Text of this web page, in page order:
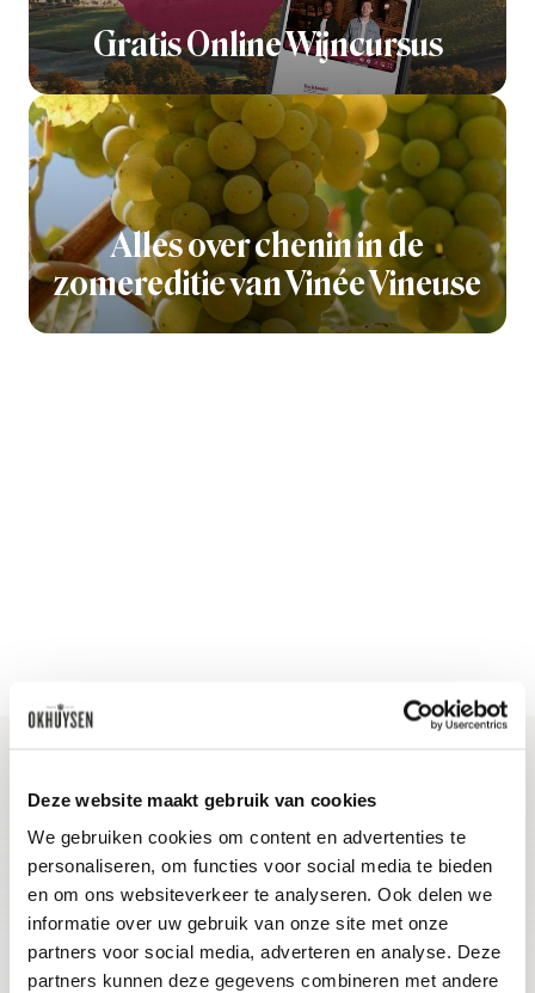
Deze website maakt gebruik van cookies
We gebruiken cookies om content en advertenties te
personaliseren, om functies voor social media te bieden
en om ons websiteverkeer te analyseren. Ook delen we
informatie over uw gebruik van onze site met onze
partners voor social media, adverteren en analyse. Deze
partners kunnen deze gegevens combineren met andere
Gratis Online Wijncursus
Alles over chenin in de
zomereditie van Vinée Vineuse
Blijf op de hoogte
Ontvang het laatste wijnnieuws, proeverijen en
evenementen
E-mailadres